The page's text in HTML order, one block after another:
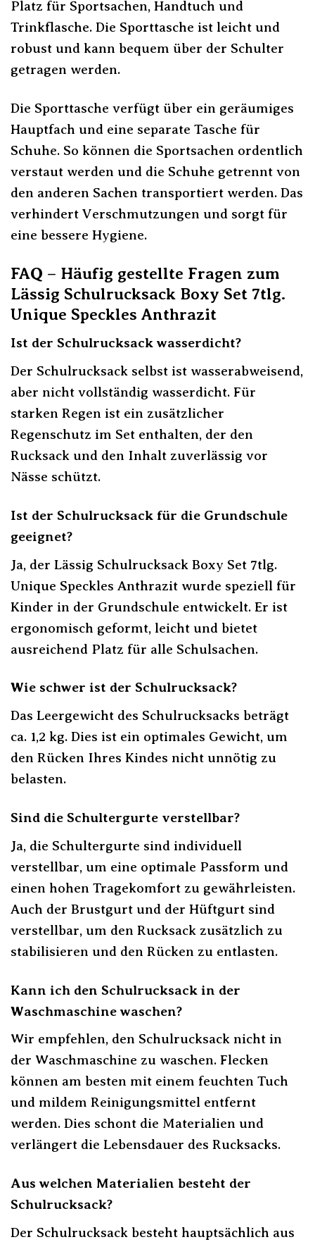
Platz für Sportsachen, Handtuch und
Trinkflasche. Die Sporttasche ist leicht und
robust und kann bequem über der Schulter
getragen werden.
Die Sporttasche verfügt über ein geräumiges
Hauptfach und eine separate Tasche für
Schuhe. So können die Sportsachen ordentlich
verstaut werden und die Schuhe getrennt von
den anderen Sachen transportiert werden. Das
verhindert Verschmutzungen und sorgt für
eine bessere Hygiene.
FAQ – Häufig gestellte Fragen zum
Lässig Schulrucksack Boxy Set 7tlg.
Unique Speckles Anthrazit
Ist der Schulrucksack wasserdicht?
Der Schulrucksack selbst ist wasserabweisend,
aber nicht vollständig wasserdicht. Für
starken Regen ist ein zusätzlicher
Regenschutz im Set enthalten, der den
Rucksack und den Inhalt zuverlässig vor
Nässe schützt.
Ist der Schulrucksack für die Grundschule
geeignet?
Ja, der Lässig Schulrucksack Boxy Set 7tlg.
Unique Speckles Anthrazit wurde speziell für
Kinder in der Grundschule entwickelt. Er ist
ergonomisch geformt, leicht und bietet
ausreichend Platz für alle Schulsachen.
Wie schwer ist der Schulrucksack?
Das Leergewicht des Schulrucksacks beträgt
ca. 1,2 kg. Dies ist ein optimales Gewicht, um
den Rücken Ihres Kindes nicht unnötig zu
belasten.
Sind die Schultergurte verstellbar?
Ja, die Schultergurte sind individuell
verstellbar, um eine optimale Passform und
einen hohen Tragekomfort zu gewährleisten.
Auch der Brustgurt und der Hüftgurt sind
verstellbar, um den Rucksack zusätzlich zu
stabilisieren und den Rücken zu entlasten.
Kann ich den Schulrucksack in der
Waschmaschine waschen?
Wir empfehlen, den Schulrucksack nicht in
der Waschmaschine zu waschen. Flecken
können am besten mit einem feuchten Tuch
und mildem Reinigungsmittel entfernt
werden. Dies schont die Materialien und
verlängert die Lebensdauer des Rucksacks.
Aus welchen Materialien besteht der
Schulrucksack?
Der Schulrucksack besteht hauptsächlich aus